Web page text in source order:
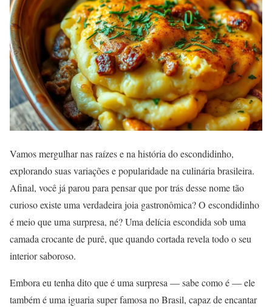
Vamos mergulhar nas raízes e na história do escondidinho,
explorando suas variações e popularidade na culinária brasileira.
Afinal, você já parou para pensar que por trás desse nome tão
curioso existe uma verdadeira joia gastronômica? O escondidinho
é meio que uma surpresa, né? Uma delícia escondida sob uma
camada crocante de purê, que quando cortada revela todo o seu
interior saboroso.
Embora eu tenha dito que é uma surpresa — sabe como é — ele
também é uma iguaria super famosa no Brasil, capaz de encantar